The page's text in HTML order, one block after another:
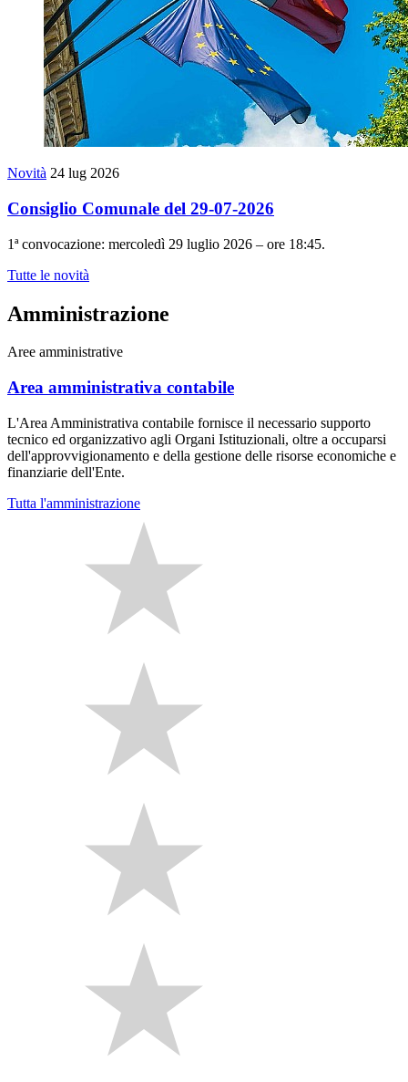
Novità 24 lug 2026
Consiglio Comunale del 29-07-2026
1ª convocazione: mercoledì 29 luglio 2026 – ore 18:45.
Tutte le novità
Amministrazione
Aree amministrative
Area amministrativa contabile
L'Area Amministrativa contabile fornisce il necessario supporto
tecnico ed organizzativo agli Organi Istituzionali, oltre a occuparsi
dell'approvvigionamento e della gestione delle risorse economiche e
finanziarie dell'Ente.
Tutta l'amministrazione